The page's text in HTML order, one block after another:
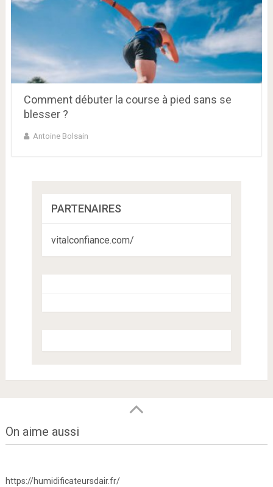
Comment débuter la course à pied sans se
blesser ?
Antoine Bolsain
PARTENAIRES
vitalconfiance.com/
On aime aussi
https://humidificateursdair.fr/